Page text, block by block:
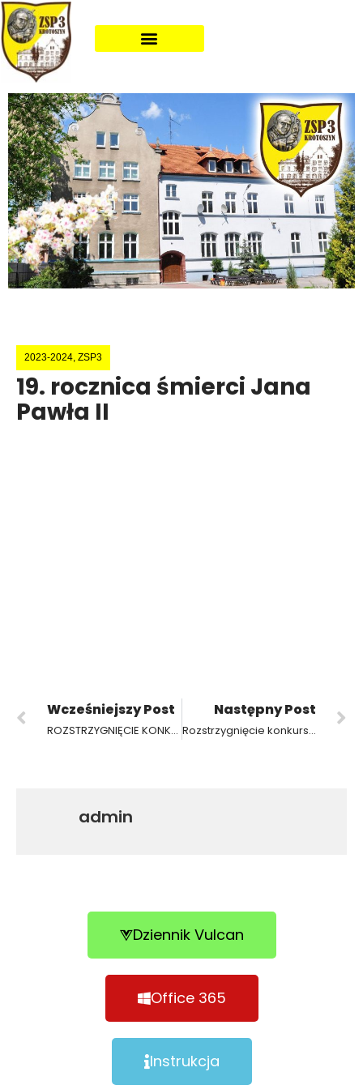
2023-2024 ZSP3
19. rocznica śmierci Jana
Pawła II
Wcześniejszy Post
ROZSTRZYGNIĘCIE KONKURSU ,,DANIA INSPIROWANE SERCEM”
Następny Post
Rozstrzygnięcie konkursu ,,Zapomniane Smaki Świąt Wielkanocnych”
admin
Dziennik Vulcan
Office 365
Instrukcja